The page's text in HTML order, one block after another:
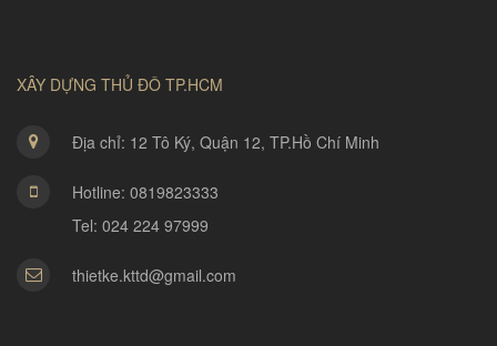
XÂY DỰNG THỦ ĐÔ TP.HCM
Địa chỉ: 12 Tô Ký, Quận 12, TP.Hồ Chí Minh
Hotline: 0819823333
Tel: 024 224 97999
thietke.kttd@gmail.com